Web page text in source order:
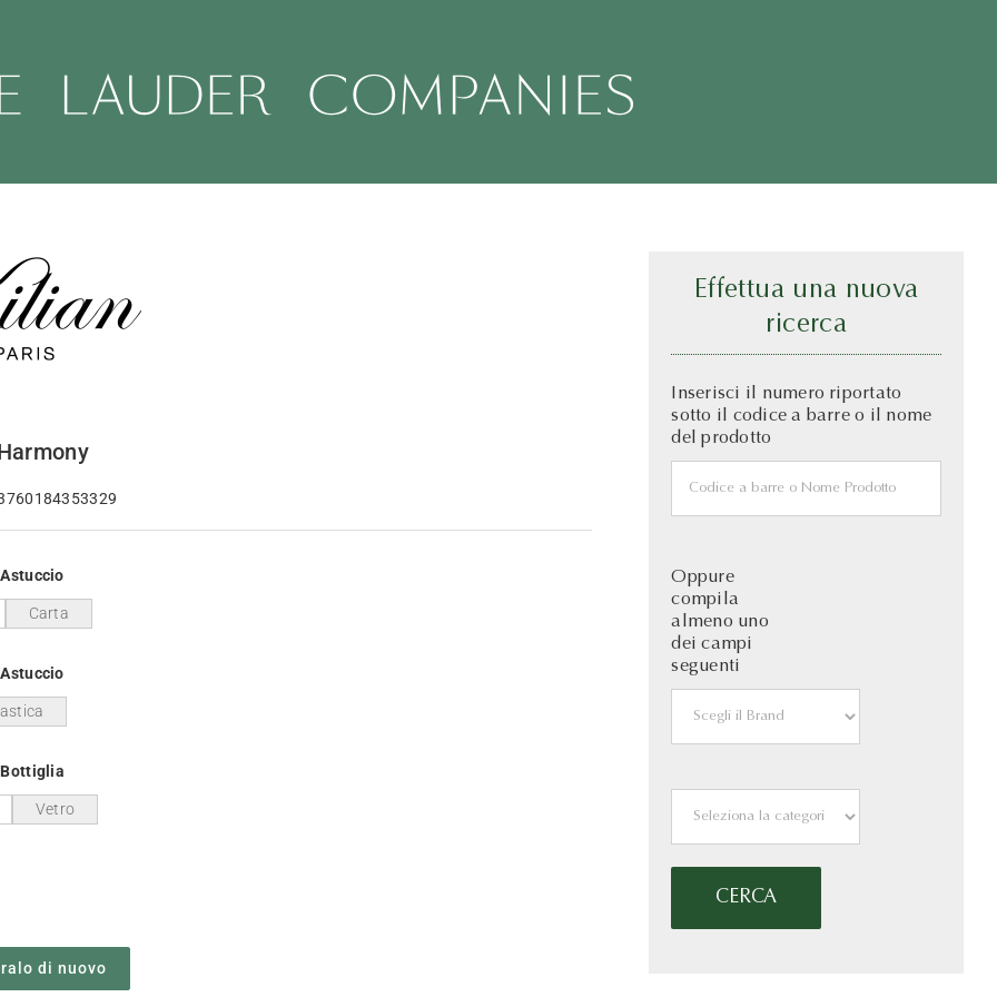
Carta
Vetro
di nuovo
Effettua una nuova
ricerca
Inserisci il numero riportato
sotto il codice a barre o il nome
del prodotto
Oppure
compila
almeno uno
dei campi
seguenti